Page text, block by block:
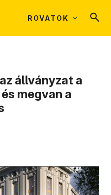
ROVATOK
állványzat a
megvan a